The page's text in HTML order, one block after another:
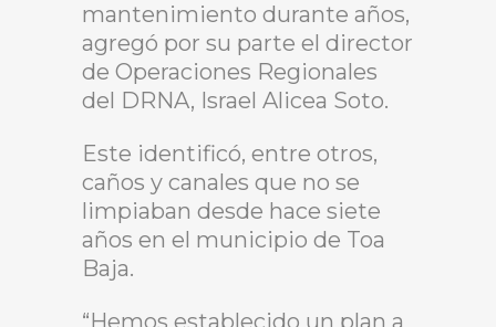
mantenimiento durante años,
agregó por su parte el director
de Operaciones Regionales
del DRNA, Israel Alicea Soto.
Este identificó, entre otros,
caños y canales que no se
limpiaban desde hace siete
años en el municipio de Toa
Baja.
“Hemos establecido un plan a